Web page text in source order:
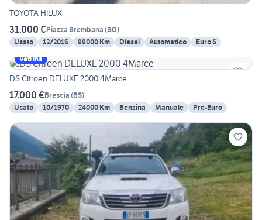
TOYOTA HILUX
31.000 €Piazza Brembana (BG)
Usato
12/2016 99000 Km Diesel Automatico
Euro 6
Vetrina
DS Citroen DELUXE 2000 4Marce
17.000 €Brescia (BS)
Usato
10/1970 24000 Km Benzina Manuale Pre-Euro